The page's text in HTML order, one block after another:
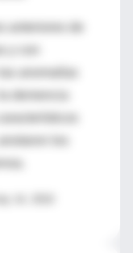
anteriores de